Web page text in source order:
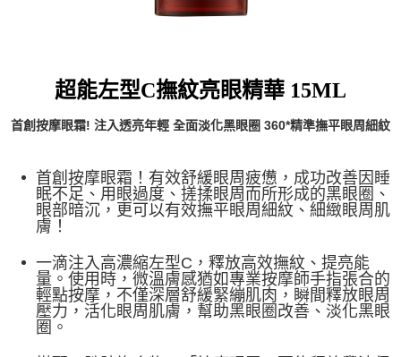
超能左型C撫紋亮眼精華 15ML
首創按摩眼霜! 注入透亮年輕 全面淡化黑眼圈 360*精準撫平眼周細紋
首創按摩眼霜！有效舒緩眼周疲憊，成功改善因睡
眠不足、用眼過度、搓揉眼周而所形成的黑眼圈、
眼部暗沉，更可以有效撫平眼周細紋、細緻眼周肌
膚！
一滴注入高濃縮左型C，釋放高效撫紋、提亮能
量。使用時，微溫膚感猶如專業按摩師手指張合的
輕點按摩，不僅深層舒緩緊繃肌肉，瞬間釋放眼周
壓力，活化眼周肌膚，幫助黑眼圈改善、淡化黑眼
圈。